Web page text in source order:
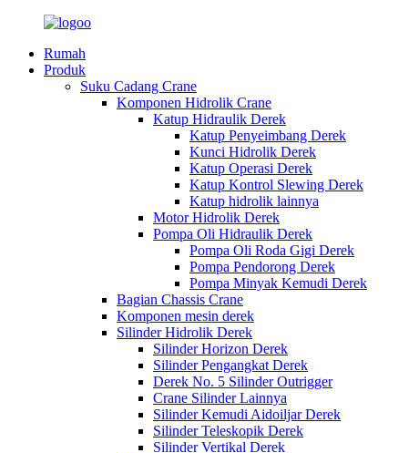
Rumah
Produk
Suku Cadang Crane
Komponen Hidrolik Crane
Katup Hidraulik Derek
Katup Penyeimbang Derek
Kunci Hidrolik Derek
Katup Operasi Derek
Katup Kontrol Slewing Derek
Katup hidrolik lainnya
Motor Hidrolik Derek
Pompa Oli Hidraulik Derek
Pompa Oli Roda Gigi Derek
Pompa Pendorong Derek
Pompa Minyak Kemudi Derek
Bagian Chassis Crane
Komponen mesin derek
Silinder Hidrolik Derek
Silinder Horizon Derek
Silinder Pengangkat Derek
Derek No. 5 Silinder Outrigger
Crane Silinder Lainnya
Silinder Kemudi Aidoiljar Derek
Silinder Teleskopik Derek
Silinder Vertikal Derek